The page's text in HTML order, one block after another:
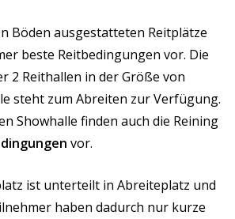
Böden ausgestatteten Reitplätze
beste Reitbedingungen vor. Die
2 Reithallen in der Größe von
steht zum Abreiten zur Verfügung.
Showhalle finden auch die Reining
vor.
ist unterteilt in Abreiteplatz und
haben dadurch nur kurze